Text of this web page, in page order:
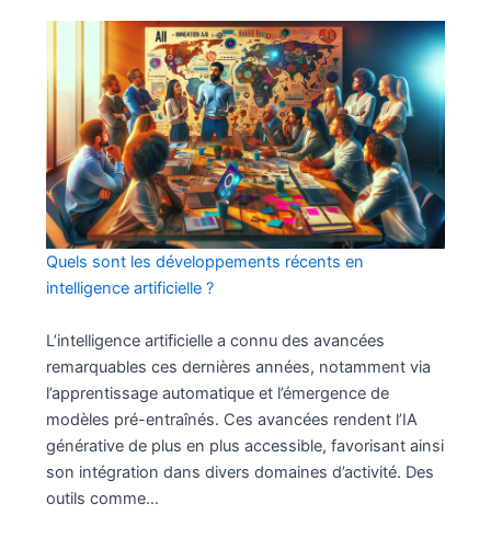
Quels sont les développements récents en
intelligence artificielle ?
L’intelligence artificielle a connu des avancées
remarquables ces dernières années, notamment via
l’apprentissage automatique et l’émergence de
modèles pré-entraînés. Ces avancées rendent l’IA
générative de plus en plus accessible, favorisant ainsi
son intégration dans divers domaines d’activité. Des
outils comme…